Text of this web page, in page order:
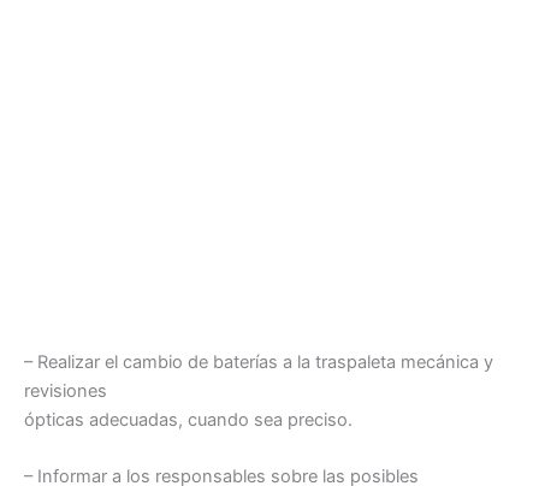
– Realizar el cambio de baterías a la traspaleta mecánica y
revisiones
ópticas adecuadas, cuando sea preciso.
– Informar a los responsables sobre las posibles